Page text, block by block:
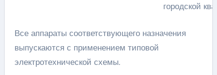
городской
Все аппараты соответствующего назначения
выпускаются с применением типовой
электротехнической схемы.